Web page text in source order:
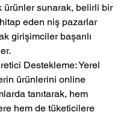
ürünler sunarak, belirli bir
eden niş pazarlar
girişimciler başarılı
Destekleme: Yerel
ürünlerini online
tanıtarak, hem
hem de tüketicilere